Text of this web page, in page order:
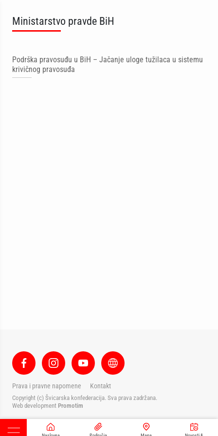
Ministarstvo pravde BiH
Podrška pravosuđu u BiH – Jačanje uloge tužilaca u sistemu
krivičnog pravosuđa
Prava i pravne napomene Kontakt
Copyright (c) Švicarska konfederacija. Sva prava zadržana.
Web development Promotim